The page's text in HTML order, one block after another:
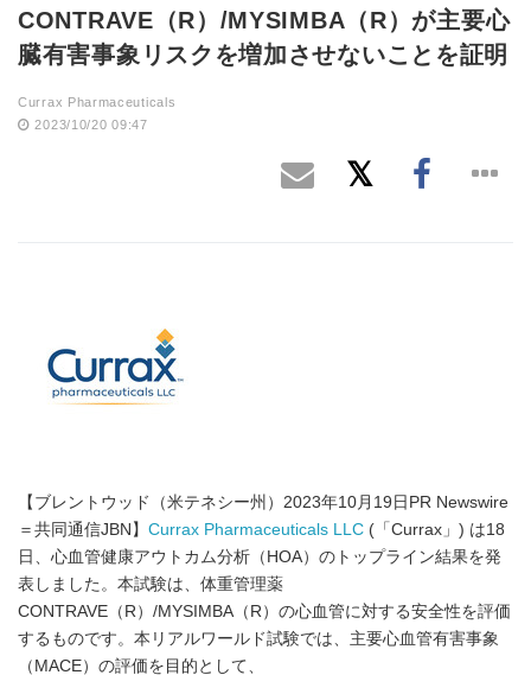
CONTRAVE（R）/MYSIMBA（R）が主要心
臓有害事象リスクを増加させないことを証明
Currax Pharmaceuticals
2023/10/20 09:47
【ブレントウッド（米テネシー州）2023年10月19日PR Newswire
＝共同通信JBN】 Currax Pharmaceuticals LLC (「Currax」) は18
日、心血管健康アウトカム分析（HOA）のトップライン結果を発
表しました。本試験は、体重管理薬
CONTRAVE（R）/MYSIMBA（R）の心血管に対する安全性を評価
するものです。本リアルワールド試験では、主要心血管有害事象
（MACE）の評価を目的として、